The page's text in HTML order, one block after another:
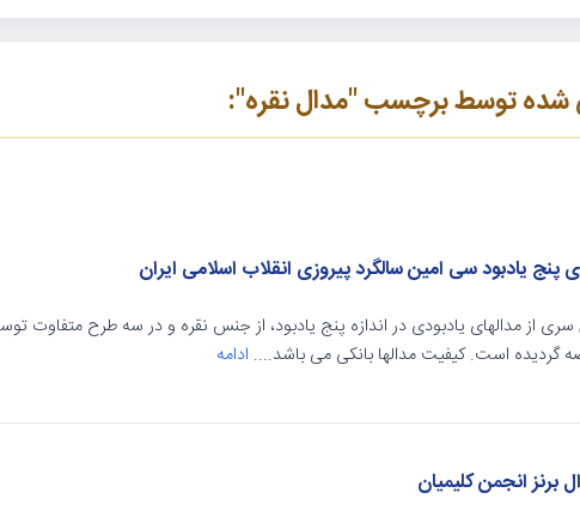
توسط برچسب "مدال نقره":
پنج یادبود سی امین سالگرد پیروزی انقلاب اسلامی ایران
سری از مدالهای یادبودی در اندازه پنج یادبود، از جنس نقره و در سه طرح متفاوت
گردیده است. کیفیت مدالها بانکی می باشد.... ادامه
برنز انجمن کلیمیان